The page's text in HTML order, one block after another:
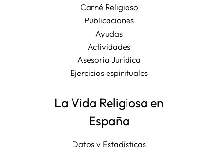
Carné Religioso
Publicaciones
Ayudas
Actividades
Asesoría Jurídica
Ejercicios espirituales
La Vida Religiosa en
España
Datos y Estadísticas